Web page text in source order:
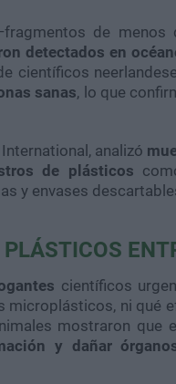
de menos
detectados en
científicos
sanas, lo que
analizó
de plásticos
y envases
científicos
ni qué
mostraron que
y dañar